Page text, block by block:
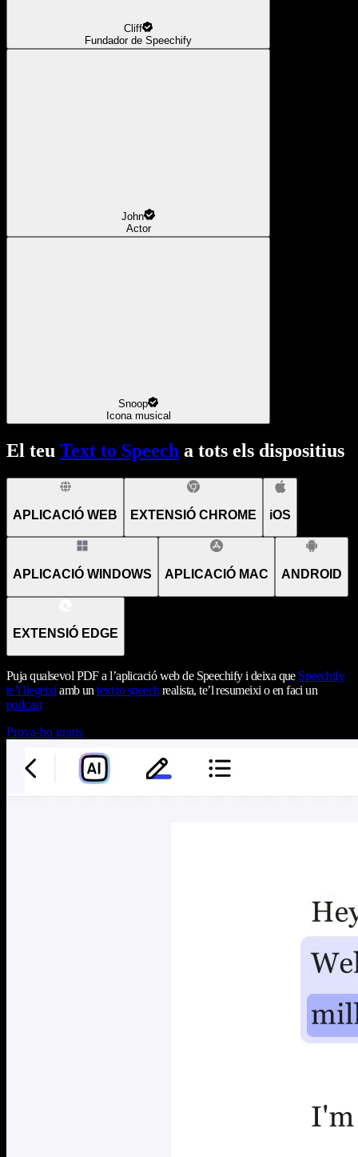
Cliff
Fundador de Speechify
John
Actor
Snoop
Icona musical
El teu Text to Speech a tots els dispositius
APLICACIÓ WEB EXTENSIÓ CHROME iOS
APLICACIÓ WINDOWS APLICACIÓ MAC ANDROID
EXTENSIÓ EDGE
Puja qualsevol PDF a l’aplicació web de Speechify i deixa que Speechify
te’l llegeixi amb untext to speech realista, te’l resumeixi o en faci un
podcast
Prova-ho gratis